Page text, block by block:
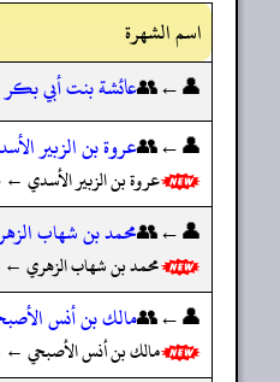
اسم الشهرة
👤←👥عائشة بنت أبي بكر
👤←👥عروة بن الزبير
عروة بن الزبير الأسدي
👤←👥محمد بن شهاب
محمد بن شهاب الزهري ←
👤←👥مالك بن أنس
مالك بن أنس الأصبحي ←